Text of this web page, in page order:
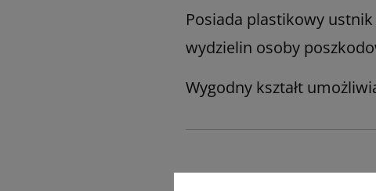
Posiada plastikowy
wydzielin osoby
Wygodny kształt